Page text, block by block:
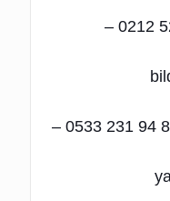
– 0212
– 0533 231 94